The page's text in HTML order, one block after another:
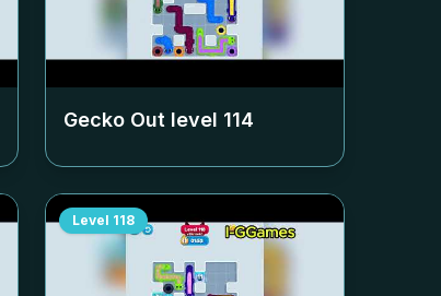
Gecko Out level 114
Level 118